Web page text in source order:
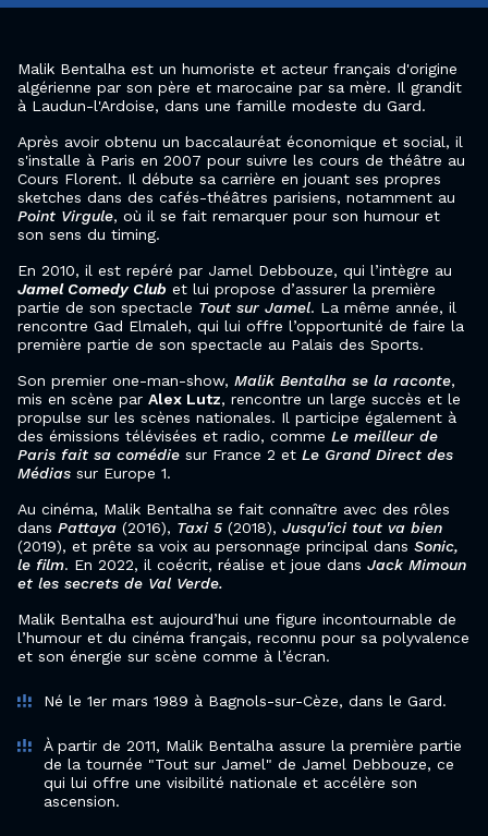
Malik Bentalha est un humoriste et acteur français d'origine
algérienne par son père et marocaine par sa mère. Il grandit
à Laudun-l'Ardoise, dans une famille modeste du Gard.
Après avoir obtenu un baccalauréat économique et social, il
s'installe à Paris en 2007 pour suivre les cours de théâtre au
Cours Florent. Il débute sa carrière en jouant ses propres
sketches dans des cafés-théâtres parisiens, notamment au
Point Virgule, où il se fait remarquer pour son humour et
son sens du timing.
En 2010, il est repéré par Jamel Debbouze, qui l’intègre au
Jamel Comedy Club et lui propose d’assurer la première
partie de son spectacle Tout sur Jamel. La même année, il
rencontre Gad Elmaleh, qui lui offre l’opportunité de faire la
première partie de son spectacle au Palais des Sports.
Son premier one-man-show, Malik Bentalha se la raconte,
mis en scène par Alex Lutz, rencontre un large succès et le
propulse sur les scènes nationales. Il participe également à
des émissions télévisées et radio, comme Le meilleur de
Paris fait sa comédie sur France 2 et Le Grand Direct des
Médias sur Europe 1.
Au cinéma, Malik Bentalha se fait connaître avec des rôles
dans Pattaya (2016), Taxi 5 (2018), Jusqu'ici tout va bien
(2019), et prête sa voix au personnage principal dans Sonic,
le film. En 2022, il coécrit, réalise et joue dans Jack Mimoun
et les secrets de Val Verde.
Malik Bentalha est aujourd’hui une figure incontournable de
l’humour et du cinéma français, reconnu pour sa polyvalence
et son énergie sur scène comme à l’écran.
Né le 1er mars 1989 à Bagnols-sur-Cèze, dans le Gard.
À partir de 2011, Malik Bentalha assure la première partie
de la tournée "Tout sur Jamel" de Jamel Debbouze, ce
qui lui offre une visibilité nationale et accélère son
ascension.